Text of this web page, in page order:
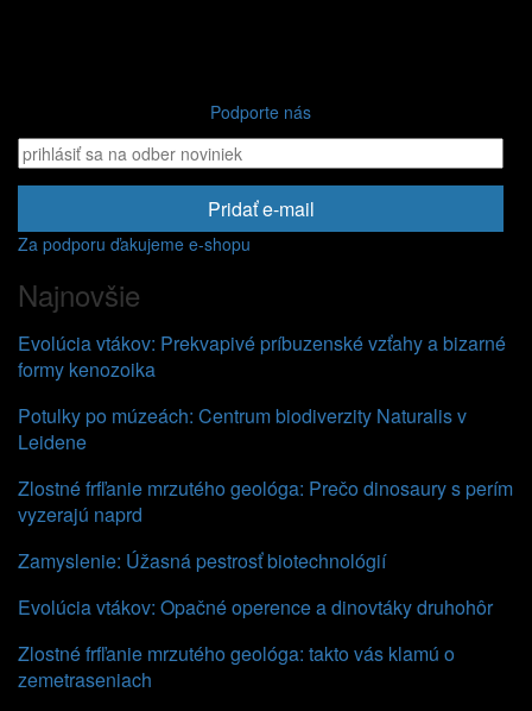
Podporte nás
Pridať e-mail
Za podporu ďakujeme e-shopu
Najnovšie
Evolúcia vtákov: Prekvapivé príbuzenské vzťahy a bizarné
formy kenozoika
Potulky po múzeách: Centrum biodiverzity Naturalis v
Leidene
Zlostné frfľanie mrzutého geológa: Prečo dinosaury s perím
vyzerajú naprd
Zamyslenie: Úžasná pestrosť biotechnológií
Evolúcia vtákov: Opačné operence a dinovtáky druhohôr
Zlostné frfľanie mrzutého geológa: takto vás klamú o
zemetraseniach